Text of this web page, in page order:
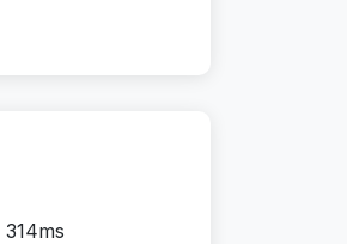
314ms